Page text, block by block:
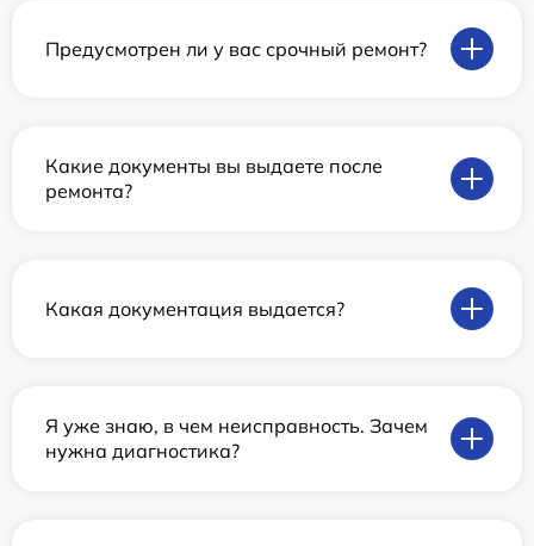
Предусмотрен ли у вас срочный ремонт?
Какие документы вы выдаете после
ремонта?
Какая документация выдается?
Я уже знаю, в чем неисправность. Зачем
нужна диагностика?